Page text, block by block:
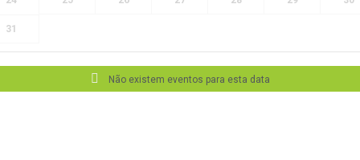
31
Não existem eventos para esta data